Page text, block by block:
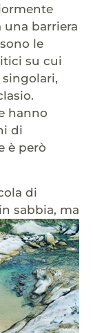
barriera
le
su cui
hanno
di
è però
di
sabbia, ma